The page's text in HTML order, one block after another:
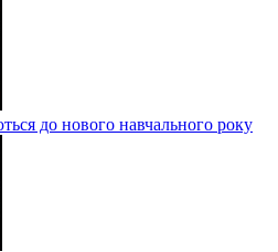
до нового навчального року